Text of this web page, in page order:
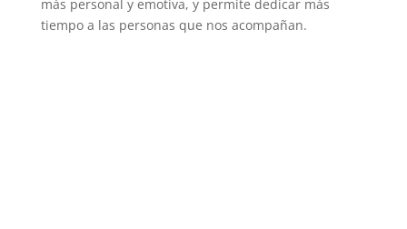
más personal y emotiva, y permite dedicar más
tiempo a las personas que nos acompañan.